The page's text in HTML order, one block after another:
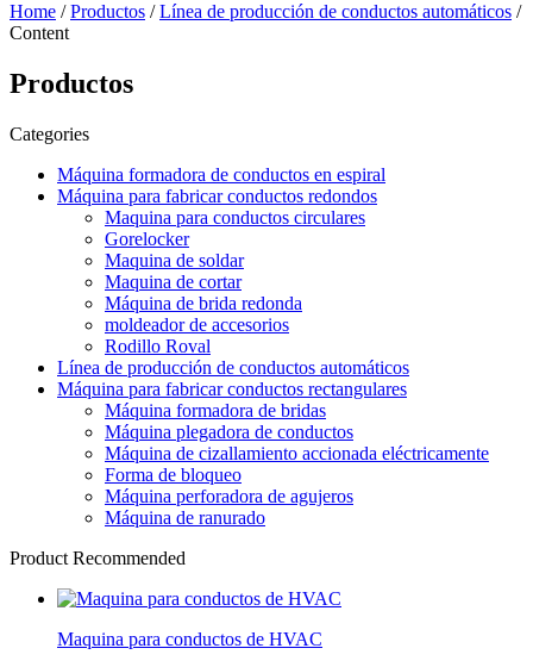
Home /Productos /Línea de producción de conductos automáticos /
Content
Productos
Categories
Máquina formadora de conductos en espiral
Máquina para fabricar conductos redondos
Maquina para conductos circulares
Gorelocker
Maquina de soldar
Maquina de cortar
Máquina de brida redonda
moldeador de accesorios
Rodillo Roval
Línea de producción de conductos automáticos
Máquina para fabricar conductos rectangulares
Máquina formadora de bridas
Máquina plegadora de conductos
Máquina de cizallamiento accionada eléctricamente
Forma de bloqueo
Máquina perforadora de agujeros
Máquina de ranurado
Product Recommended
Maquina para conductos de HVAC